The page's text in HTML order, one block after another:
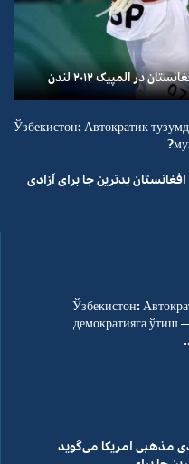
در المپیک ۲۰۱۲ لندن
Ўзбекистон: Автократик
بدترین جا برای آزادی
Ўзбекистон:
демократияга ўтиш
مذهبی امریکا می‌گوید